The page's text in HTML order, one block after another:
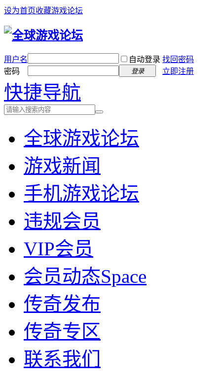
设为首页收藏游戏论坛
用户名 自动登录 找回密码
密码
登录 立即注册
快捷导航
全球游戏论坛
游戏新闻
手机游戏论坛
违规会员
VIP会员
会员动态Space
传奇发布
传奇专区
联系我们